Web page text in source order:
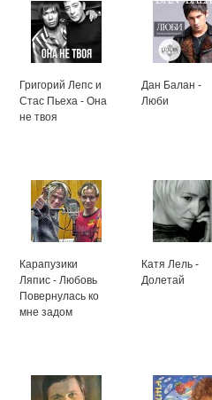
Григорий Лепс и
Стас Пьеха - Она
не твоя
Дан Балан -
Люби
Карапузики
Ляпис - Любовь
Повернулась ко
мне задом
Катя Лель -
Долетай